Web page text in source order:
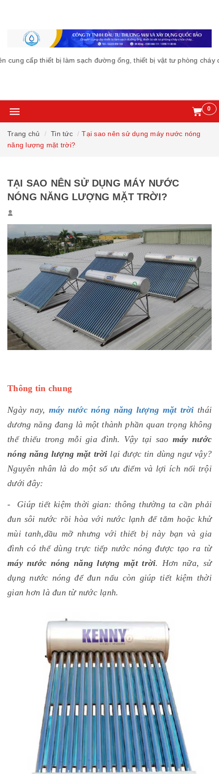
thiết bị làm sạch đường ống, thiết bị vật tư phòng cháy chữa
0
Trang chủ Tin tức
Tại sao nên sử dụng máy nước nóng
năng lượng mặt trời?
TẠI SAO NÊN SỬ DỤNG MÁY NƯỚC
NÓNG NĂNG LƯỢNG MẶT TRỜI?
Thông tin chung
Ngày nay, máy nước nóng năng lượng mặt trời thái
dương năng đang là một thành phần quan trọng không
thể thiếu trong mỗi gia đình. Vậy tại sao máy nước
nóng năng lượng mặt trời lại được tin dùng ngư vậy?
Nguyên nhân là do một số ưu điểm và lợi ích nổi trội
dưới đây:
- Giúp tiết kiệm thời gian: thông thường ta cần phải
đun sôi nước rồi hòa với nước lạnh để tắm hoặc khử
mùi tanh,dầu mỡ nhưng với thiết bị này bạn và gia
đình có thể dùng trực tiếp nước nóng được tạo ra từ
máy nước nóng năng lượng mặt trời. Hơn nữa, sử
dụng nước nóng để đun nấu còn giúp tiết kiệm thời
gian hơn là đun từ nước lạnh.